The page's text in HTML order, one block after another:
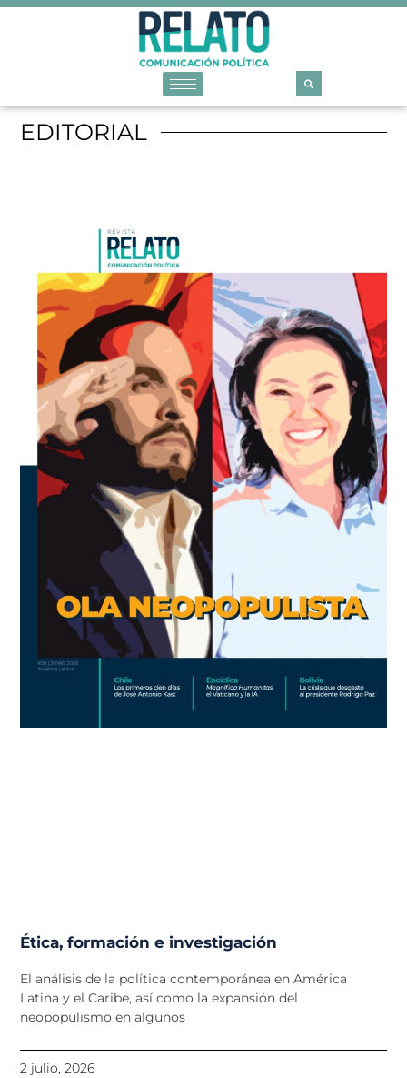
EDITORIAL
Ética, formación e investigación
El análisis de la política contemporánea en América
Latina y el Caribe, así como la expansión del
neopopulismo en algunos
2 julio, 2026